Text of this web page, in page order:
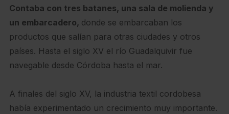
Contaba con tres batanes, una sala de molienda y
un embarcadero, donde se embarcaban los
productos que salían para otras ciudades y otros
países. Hasta el siglo XV el río Guadalquivir fue
navegable desde Córdoba hasta el mar.
A finales del siglo XV, la industria textil cordobesa
había experimentado un crecimiento muy importante.